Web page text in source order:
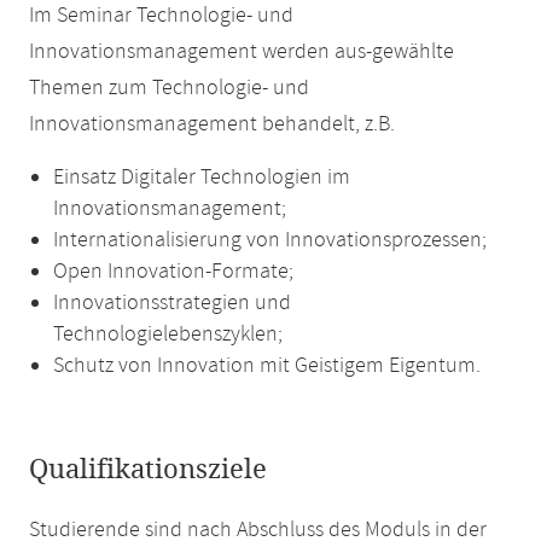
Im Seminar Technologie- und
Innovationsmanagement werden aus-gewählte
Themen zum Technologie- und
Innovationsmanagement behandelt, z.B.
Einsatz Digitaler Technologien im
Innovationsmanagement;
Internationalisierung von Innovationsprozessen;
Open Innovation-Formate;
Innovationsstrategien und
Technologielebenszyklen;
Schutz von Innovation mit Geistigem Eigentum.
Qualifikationsziele
Studierende sind nach Abschluss des Moduls in der